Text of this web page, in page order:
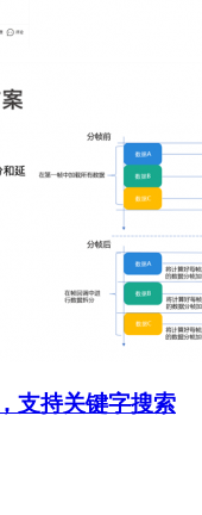
支持关键字搜索